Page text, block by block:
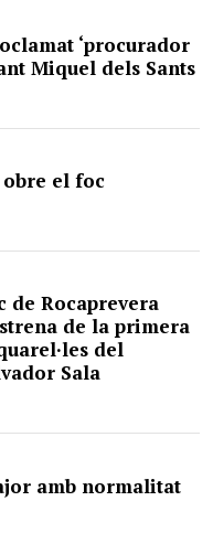
‘procurador
Miquel dels Sants
obre el foc
de Rocaprevera
de la primera
del
Sala
amb normalitat